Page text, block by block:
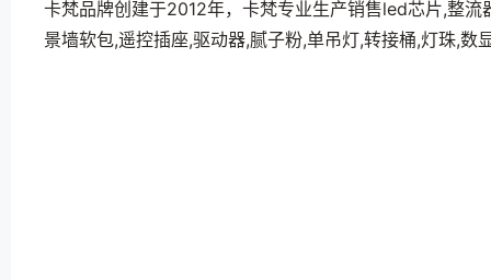
卡梵品牌创建于2012年，卡梵专业生产销售led芯片,整
景墙软包,遥控插座,驱动器,腻子粉,单吊灯,转接桶,灯珠,数